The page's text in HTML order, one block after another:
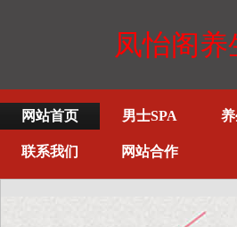
凤怡阁养
网站首页 男士SPA
联系我们 网站合作